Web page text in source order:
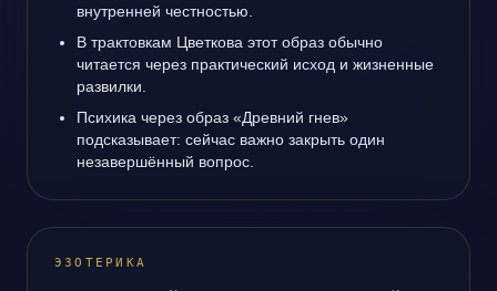
внутренней честностью.
В трактовкам Цветкова этот образ обычно
читается через практический исход и жизненные
развилки.
Психика через образ «Древний гнев»
подсказывает: сейчас важно закрыть один
незавершённый вопрос.
ЭЗОТЕРИКА